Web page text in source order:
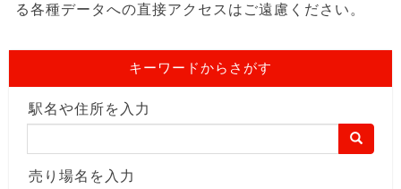
る各種データへの直接アクセスはご遠慮ください。
キーワードからさがす
駅名や住所を入力
売り場名を入力